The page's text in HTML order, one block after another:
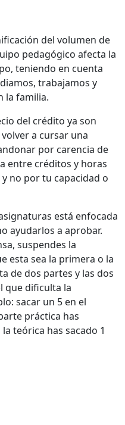
del volumen de
pedagógico afecta la
teniendo en cuenta
trabajamos y
la familia.
del crédito ya son
a cursar una
por carencia de
entre créditos y horas
no por tu capacidad o
está enfocada
ayudarlos a aprobar.
suspendes la
esta sea la primera o la
de dos partes y las dos
que dificulta la
sacar un 5 en el
práctica has
teórica has sacado 1
algunas asignaturas